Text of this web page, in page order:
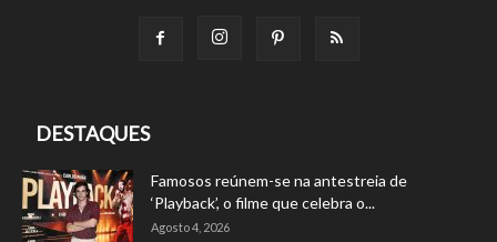
DESTAQUES
Famosos reúnem-se na antestreia de
‘Playback’, o filme que celebra o...
Agosto 4, 2026